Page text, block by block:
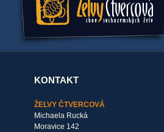
KONTAKT
ŽELVY ČTVERCOVÁ
Michaela Rucká
Moravice 142